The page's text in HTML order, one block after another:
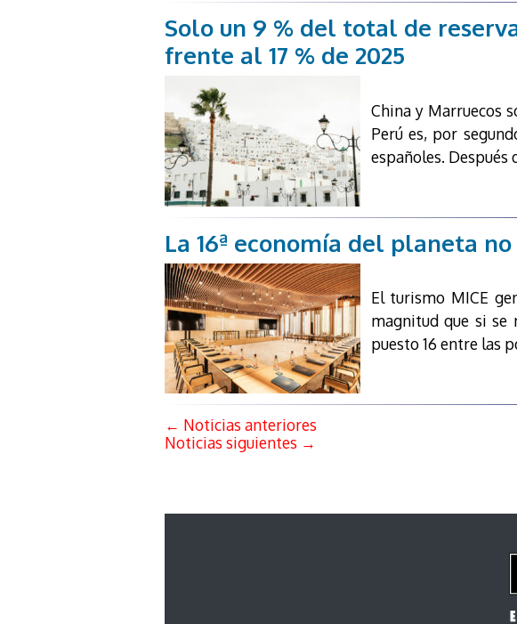
Solo un 9 % del total de
frente al 17 % de 2025
China y Marruecos
Perú es, por
españoles. Después
La 16ª economía del planeta
El turismo MICE
magnitud que si se
puesto 16 entre las
← Noticias anteriores
Noticias siguientes →